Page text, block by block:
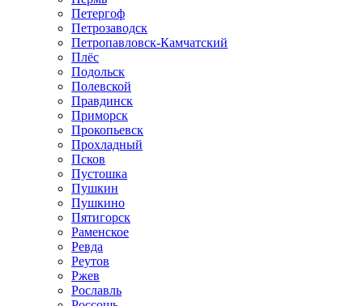
Петергоф
Петрозаводск
Петропавловск-Камчатский
Плёс
Подольск
Полевской
Правдинск
Приморск
Прокопьевск
Прохладный
Псков
Пустошка
Пушкин
Пушкино
Пятигорск
Раменское
Ревда
Реутов
Ржев
Рославль